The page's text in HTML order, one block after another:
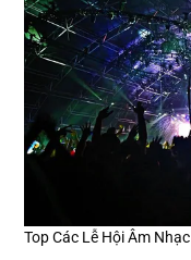
Top Các Lễ Hội Âm